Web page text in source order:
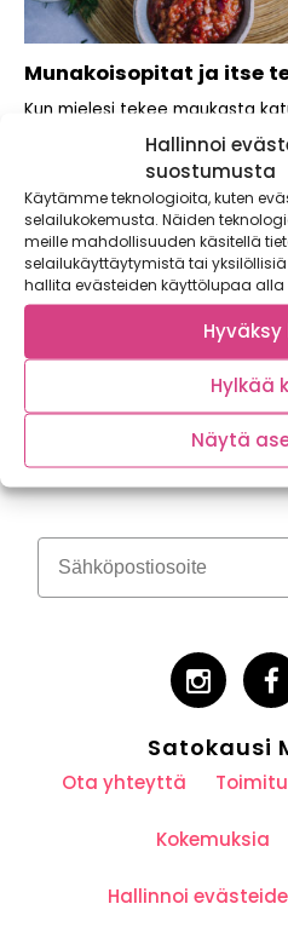
Hallinnoi
suostumusta
Käytämme teknologioita, kuten
selailukokemusta. Näiden
meille mahdollisuuden käsitellä
selailukäyttäytymistä tai
hallita evästeiden käyttölupaa alla
Hyväksy
Hylkää
Näytä
Munakoisopitat ja itse
Kun mielesi tekee maukasta
muhkea munakoiso, pari
Tilaa
Satokausi
Ota yhteyttä
Kokemuksia
Hallinnoi